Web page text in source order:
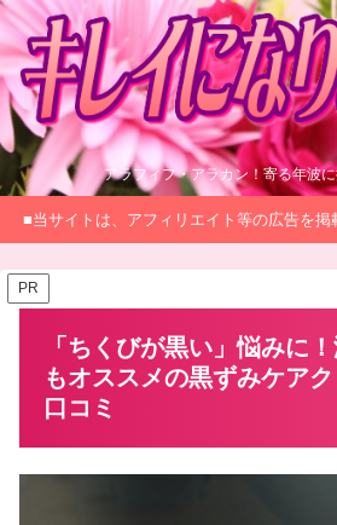
アラフィフ・アラカン！寄る年波
■当サイトは、アフィリエイト等の広告を掲
PR
「ちくびが黒い」悩みに
もオススメの黒ずみケア
口コミ